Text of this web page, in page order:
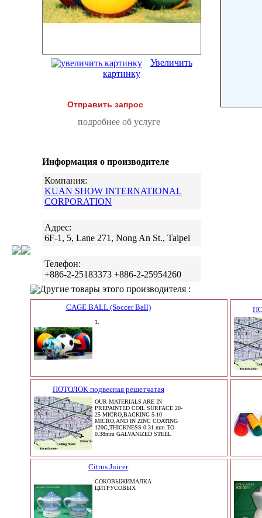
Увеличить
картинку
Отправить запрос
подробнее об услуге
Информация о производителе
Компания:
KUAN SHOW INTERNATIONAL
CORPORATION
Адрес:
6F-1, 5, Lane 271, Nong An St., Taipei
Телефон:
+886-2-25183373 +886-2-25954260
Другие товары этого производителя :
CAGE BALL (Soccer Ball)
1.
ПОТОЛОК подвесная решетчатая
OUR MATERIALS ARE IN
PREPAINTED COIL SURFACE 20-
25 MICRO,BACKING 5-10
MICRO,AND IN ZINC COATING
120G,THICKNESS 0.31 mm TO
0.38mm GALVANIZED STEEL
Citrus Juicer
СОКОВЫЖИМАЛКА
ЦИТРУСОВЫХ